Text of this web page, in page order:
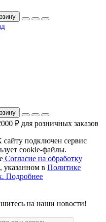
₽ для розничных заказов
cайту подключен сервис
cookie-файлы.
Согласие на обработку
указанном в Политике
Подробнее
на наши новости!